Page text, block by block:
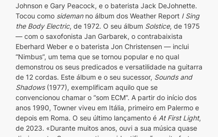
Johnson e Gary Peacock, e o baterista Jack DeJohnette.
Tocou como sideman no álbum dos Weather Report I Sing
the Body Electric, de 1972. O seu álbum Solstice, de 1975
— com o saxofonista Jan Garbarek, o contrabaixista
Eberhard Weber e o baterista Jon Christensen — inclui
“Nimbus”, um tema que se tornou popular e no qual
demonstrou os seus predicados e versatilidade na guitarra
de 12 cordas. Este álbum e o seu sucessor, Sounds and
Shadows (1977), exemplificam aquilo que se
convencionou chamar o “som ECM”. A partir do início dos
anos 1990, Towner viveu em Itália, primeiro em Palermo e
depois em Roma. O seu último lançamento é At First Light,
de 2023. «Durante muitos anos, ouvi a sua música quase